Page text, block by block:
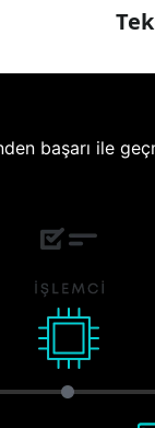
başarı ile